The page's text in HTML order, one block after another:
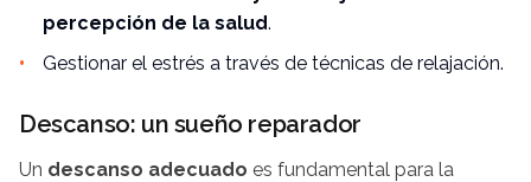
percepción de la salud.
Gestionar el estrés a través de técnicas de relajación.
Descanso: un sueño reparador
Un descanso adecuado es fundamental para la